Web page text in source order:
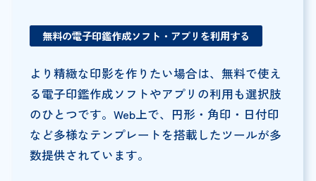
無料の電子印鑑作成ソフト・アプリを利用する
より精緻な印影を作りたい場合は、無料で使え
る電子印鑑作成ソフトやアプリの利用も選択肢
のひとつです。Web上で、円形・角印・日付印
など多様なテンプレートを搭載したツールが多
数提供されています。